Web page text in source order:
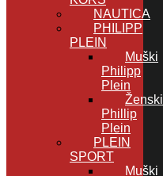
NAUTICA
PHILIPP
PLEIN
Muški
Philipp
Plein
Ženski
Phillip
Plein
PLEIN
SPORT
Muški